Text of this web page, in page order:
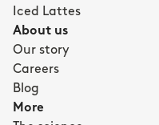
Iced Lattes
About us
Our story
Careers
Blog
More